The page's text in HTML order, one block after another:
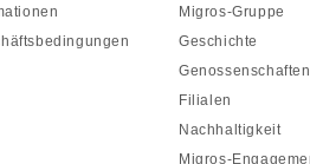
Migros-Gruppe
Geschichte
Genossenschaften
Filialen
Nachhaltigkeit
Migros-